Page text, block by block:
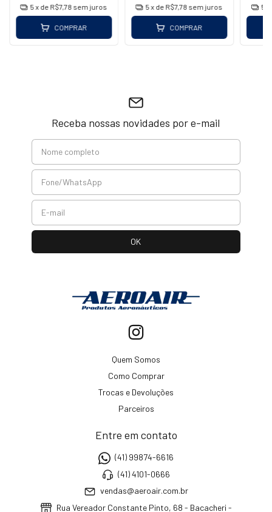
5x de R$7,78 sem juros
COMPRAR
5 x de R$7,78 sem juros
COMPRAR
5
Receba nossas novidades por e-mail
Quem Somos
Como Comprar
Trocas e Devoluções
Parceiros
Entre em contato
(41) 99874-6616
(41) 4101-0666
vendas@aeroair.com.br
Rua Vereador Constante Pinto, 68 - Bacacheri -